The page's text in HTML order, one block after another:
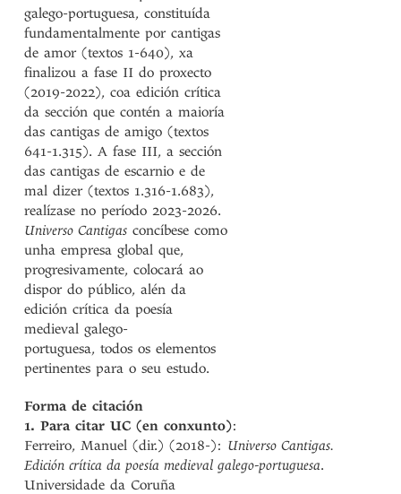
galego-portuguesa, constituída
fundamentalmente por cantigas
de amor (textos 1-640), xa
finalizou a fase II do proxecto
(2019-2022), coa edición crítica
da sección que contén a maioría
das cantigas de amigo (textos
641-1.315). A fase III, a sección
das cantigas de escarnio e de
mal dizer (textos 1.316-1.683),
realízase no período 2023-2026.
Universo Cantigas concíbese como
unha empresa global que,
progresivamente, colocará ao
dispor do público, alén da
edición crítica da poesía
medieval galego-
portuguesa, todos os elementos
pertinentes para o seu estudo.
Forma de citación
1. Para citar UC (en conxunto):
Ferreiro, Manuel (dir.) (2018-): Universo Cantigas.
Edición crítica da poesía medieval galego-portuguesa.
Universidade da Coruña